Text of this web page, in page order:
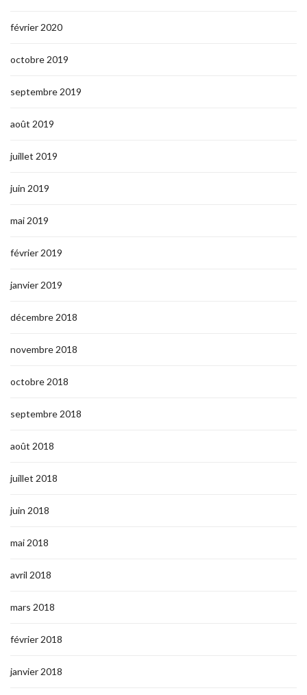
février 2020
octobre 2019
septembre 2019
août 2019
juillet 2019
juin 2019
mai 2019
février 2019
janvier 2019
décembre 2018
novembre 2018
octobre 2018
septembre 2018
août 2018
juillet 2018
juin 2018
mai 2018
avril 2018
mars 2018
février 2018
janvier 2018